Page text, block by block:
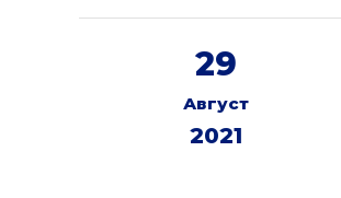
29
Август
2021